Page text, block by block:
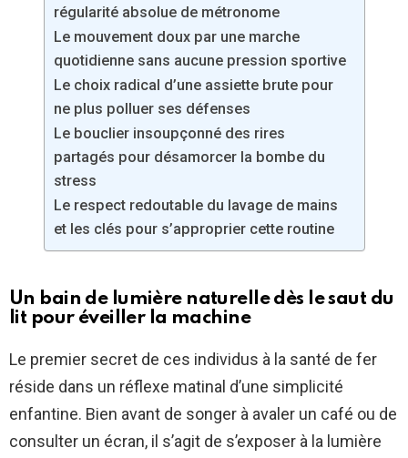
régularité absolue de métronome
Le mouvement doux par une marche
quotidienne sans aucune pression sportive
Le choix radical d’une assiette brute pour
ne plus polluer ses défenses
Le bouclier insoupçonné des rires
partagés pour désamorcer la bombe du
stress
Le respect redoutable du lavage de mains
et les clés pour s’approprier cette routine
Un bain de lumière naturelle dès le saut du
lit pour éveiller la machine
Le premier secret de ces individus à la santé de fer
réside dans un réflexe matinal d’une simplicité
enfantine. Bien avant de songer à avaler un café ou de
consulter un écran, il s’agit de s’exposer à la lumière